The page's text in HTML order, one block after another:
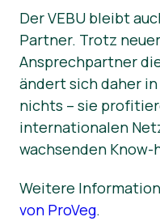
Der VEBU bleibt
Partner. Trotz
Ansprechpartner
ändert sich daher
nichts – sie
internationalen
wachsenden Know-
Weitere
von ProVeg.